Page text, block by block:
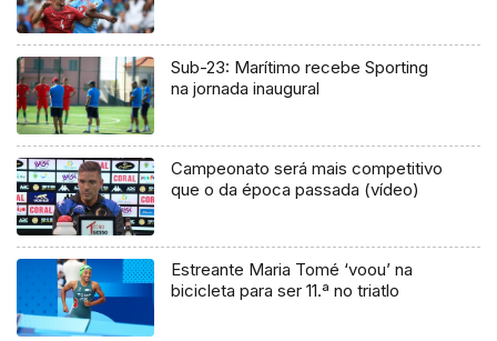
Sub-23: Marítimo recebe Sporting
na jornada inaugural
Campeonato será mais competitivo
que o da época passada (vídeo)
Estreante Maria Tomé ‘voou’ na
bicicleta para ser 11.ª no triatlo